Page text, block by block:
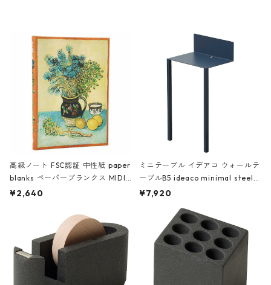
高級ノート FSC認証 中性紙 paper
blanks ペーパーブランクス MIDI
ハードカバー 罫線 ヴァン・ゴッホ
¥2,640
ミニテーブル イデアコ ウォールテ
ーブルB5 ideaco minimal steel f
urniture WALL Table B5 ネイビー
¥7,920